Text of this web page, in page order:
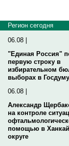
Регион сегодня
06.08 |
"Единая Россия"
первую строку в
избирательном
выборах в Госдуму
06.08 |
Александр
на контроле
помощью в
округе